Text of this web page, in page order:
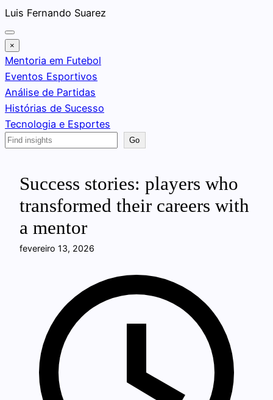
Pular
para
o
conteúdo
Luis Fernando Suarez
×
Mentoria em Futebol
Eventos Esportivos
Análise de Partidas
Histórias de Sucesso
Tecnologia e Esportes
Search
Go
Success stories: players who
transformed their careers with
a mentor
fevereiro 13, 2026